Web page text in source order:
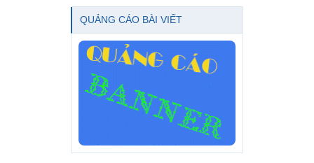
QUẢNG CÁO BÀI VIẾT